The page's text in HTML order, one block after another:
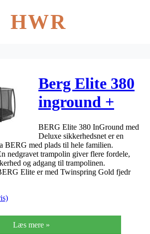
HWR
Berg Elite 380
inground +
Deluxe
sikkerhedsn
ø380cm
BERG Elite 380 InGround med
Deluxe sikkerhedsnet er en
BERG med plads til hele familien.
nedgravet trampolin giver flere fordele,
og adgang til trampolinen.
Elite er med Twinspring Gold fjedr
Læs mere »